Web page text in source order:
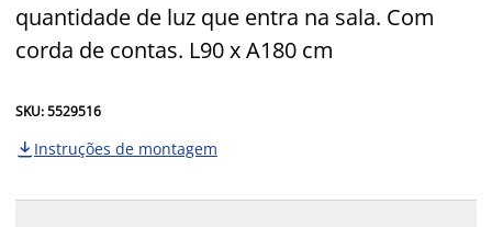
quantidade de luz que entra na sala. Com
corda de contas. L90 x A180 cm
SKU: 5529516
 Instruções de montagem